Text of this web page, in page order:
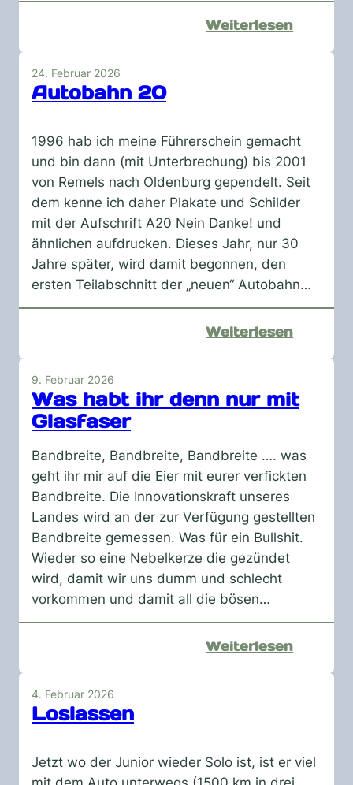
Weiterlesen:
24. Februar 2026
Autobahn 20
1996 hab ich meine Führerschein gemacht
und bin dann (mit Unterbrechung) bis 2001
von Remels nach Oldenburg gependelt. Seit
dem kenne ich daher Plakate und Schilder
mit der Aufschrift A20 Nein Danke! und
ähnlichen aufdrucken. Dieses Jahr, nur 30
Jahre später, wird damit begonnen, den
ersten Teilabschnitt der „neuen“ Autobahn…
Weiterlesen:
9. Februar 2026
Was habt ihr denn nur mit
Glasfaser
Bandbreite, Bandbreite, Bandbreite …. was
geht ihr mir auf die Eier mit eurer verfickten
Bandbreite. Die Innovationskraft unseres
Landes wird an der zur Verfügung gestellten
Bandbreite gemessen. Was für ein Bullshit.
Wieder so eine Nebelkerze die gezündet
wird, damit wir uns dumm und schlecht
vorkommen und damit all die bösen…
Weiterlesen:
mit
4. Februar 2026
Loslassen
Jetzt wo der Junior wieder Solo ist, ist er viel